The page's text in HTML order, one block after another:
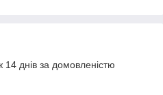
днів за домовленістю